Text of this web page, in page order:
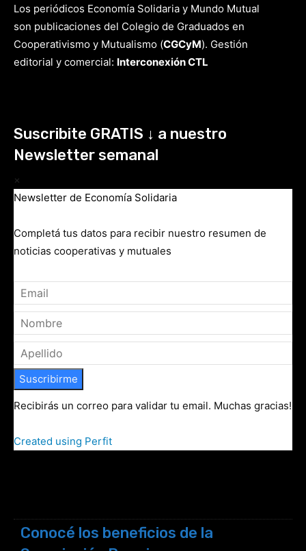
Los periódicos Economía Solidaria y Mundo Mutual
son publicaciones del Colegio de Graduados en
Cooperativismo y Mutualismo (CGCyM). Gestión
editorial y comercial: Interconexión CTL
Suscribite GRATIS ↓ a nuestro
Newsletter semanal
×
Newsletter de Economía Solidaria
Completá tus datos para recibir nuestro resumen de
noticias cooperativas y mutuales
Suscribirme
Recibirás un correo para validar tu email. Muchas gracias!
Created using Perfit
Conocé los beneficios de la